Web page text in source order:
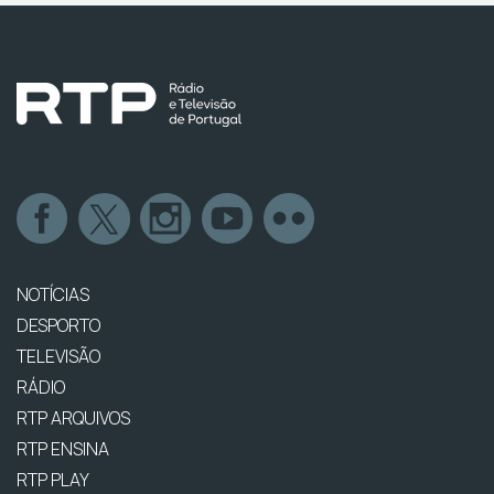
NOTÍCIAS
DESPORTO
TELEVISÃO
RÁDIO
RTP ARQUIVOS
RTP ENSINA
RTP PLAY